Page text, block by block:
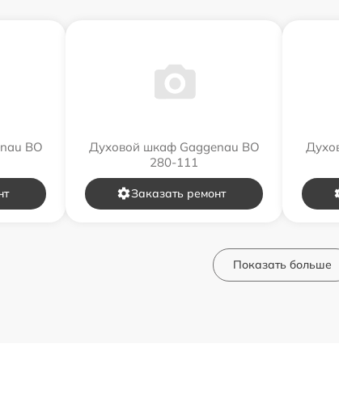
BO
Духовой шкаф Gaggenau BO
280-111
Заказать ремонт
Показать больше